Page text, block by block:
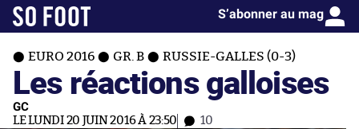
S’abonner au mag
EURO 2016 GR. B RUSSIE-GALLES (0-3)
Les réactions galloises
GC
LE LUNDI 20 JUIN 2016 À 23:50 10